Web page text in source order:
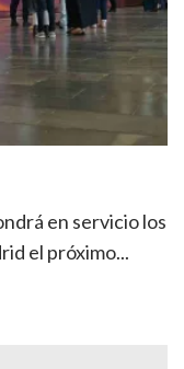
en servicio los
el próximo...